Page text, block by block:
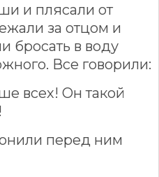
и плясали от
за отцом и
бросать в воду
Все говорили:
всех! Он такой
перед ним